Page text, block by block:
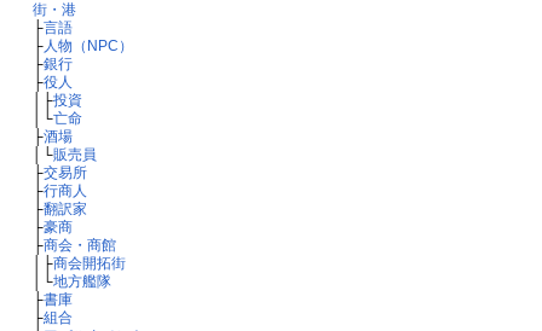
街・港
├言語
├人物（NPC）
├銀行
├役人
│├投資
│└亡命
├酒場
│└販売員
├交易所
├行商人
├翻訳家
├豪商
├商会・商館
│├商会開拓街
│└地方艦隊
├書庫
├組合